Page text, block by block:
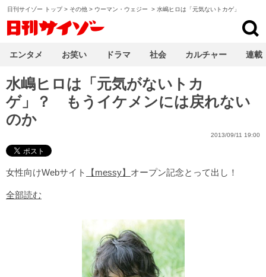
日刊サイゾー トップ> その他 > ウーマン・ウェジー > 水嶋ヒロは「元気ないトカゲ」
水嶋ヒロは「元気がないトカ
ゲ」？ もうイケメンには戻れない
のか
2013/09/11 19:00
女性向けWebサイト 【messy】 オープン記念とって出し！
全部読む
エンタメ お笑い ドラマ 社会 カルチャー 連載